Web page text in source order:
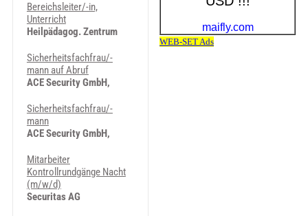
Bereichsleiter/-in,
Unterricht
Heilpädagog. Zentrum
Sicherheitsfachfrau/-
mann auf Abruf
ACE Security GmbH,
Sicherheitsfachfrau/-
mann
ACE Security GmbH,
Mitarbeiter
Kontrollrundgänge Nacht
(m/w/d)
Securitas AG